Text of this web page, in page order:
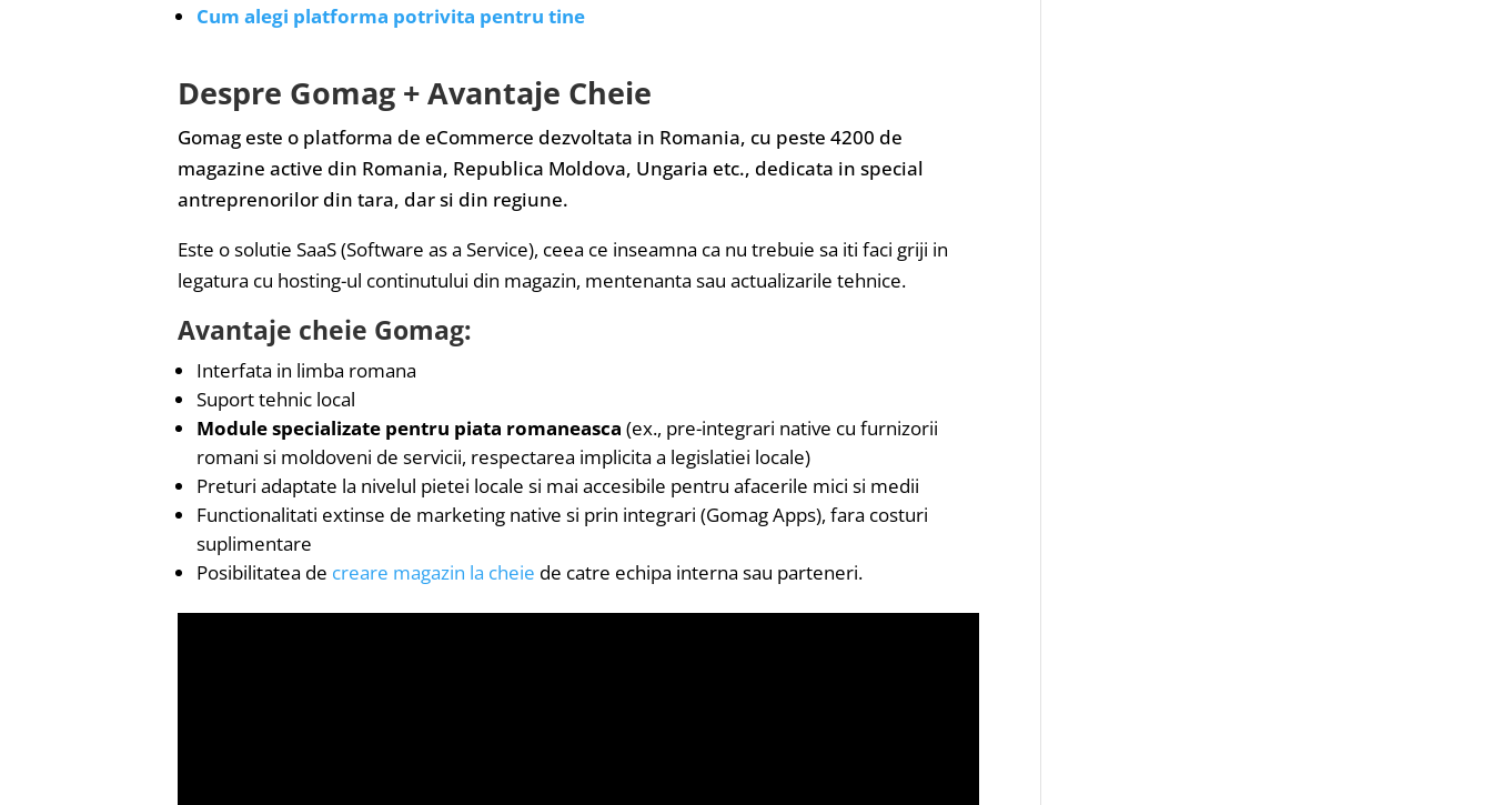
Cum alegi platforma potrivita pentru tine
Despre Gomag + Avantaje Cheie
Gomag este o platforma de eCommerce dezvoltata in Romania, cu peste 4200 de
magazine active din Romania, Republica Moldova, Ungaria etc., dedicata in special
antreprenorilor din tara, dar si din regiune.
Este o solutie SaaS (Software as a Service), ceea ce inseamna ca nu trebuie sa iti faci griji in
legatura cu hosting-ul continutului din magazin, mentenanta sau actualizarile tehnice.
Avantaje cheie Gomag:
Interfata in limba romana
Suport tehnic local
Module specializate pentru piata romaneasca (ex., pre-integrari native cu furnizorii
romani si moldoveni de servicii, respectarea implicita a legislatiei locale)
Preturi adaptate la nivelul pietei locale si mai accesibile pentru afacerile mici si medii
Functionalitati extinse de marketing native si prin integrari (Gomag Apps), fara costuri
suplimentare
Posibilitatea de creare magazin la cheie de catre echipa interna sau parteneri.